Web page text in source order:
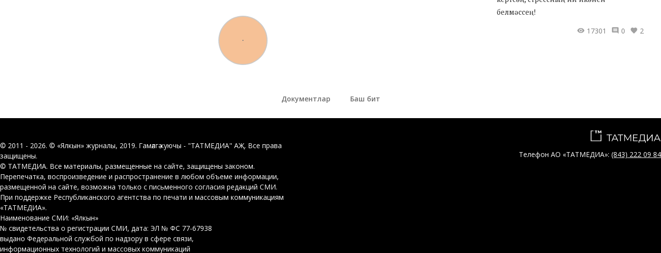
белмәссең!
17301
0 2
Документлар Баш бит
© 2011 - 2026. © «Ялкын» журналы, 2019. Гамәлгә куючы - "ТАТМЕДИА" АҖ. Все права
защищены.
© ТАТМЕДИА. Все материалы, размещенные на сайте, защищены законом.
Перепечатка, воспроизведение и распространение в любом объеме информации,
размещенной на сайте, возможна только с письменного согласия редакций СМИ.
При поддержке Республиканского агентства по печати и массовым коммуникациям
«ТАТМЕДИА».
Наименование СМИ: «Ялкын»
№ свидетельства о регистрации СМИ, дата: ЭЛ № ФС 77-67938
выдано Федеральной службой по надзору в сфере связи,
информационных технологий и массовых коммуникаций
Телефон АО «ТАТМЕДИА»: (843) 222 09 84